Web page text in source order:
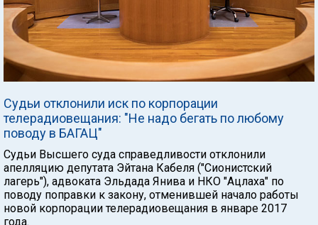
Судьи отклонили иск по корпорации
телерадиовещания: "Не надо бегать по любому
поводу в БАГАЦ"
Судьи Высшего суда справедливости отклонили
апелляцию депутата Эйтана Кабеля ("Сионистский
лагерь"), адвоката Эльдада Янива и НКО "Ацлаха" по
поводу поправки к закону, отменившей начало работы
новой корпорации телерадиовещания в январе 2017
года.